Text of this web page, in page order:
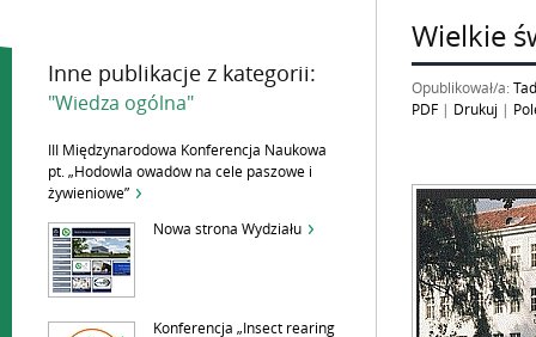
Inne publikacje z kategorii:
"Wiedza ogólna"
III Międzynarodowa Konferencja Naukowa
pt. „Hodowla owadów na cele paszowe i
żywieniowe”
Nowa strona Wydziału
Konferencja „Insect rearing
Wielkie
Opublikował/a:
PDF
Drukuj